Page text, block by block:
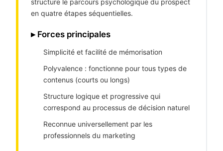
structure le parcours psychologique du prospect
en quatre étapes séquentielles.
▸ Forces principales
Simplicité et facilité de mémorisation
Polyvalence : fonctionne pour tous types de
contenus (courts ou longs)
Structure logique et progressive qui
correspond au processus de décision naturel
Reconnue universellement par les
professionnels du marketing